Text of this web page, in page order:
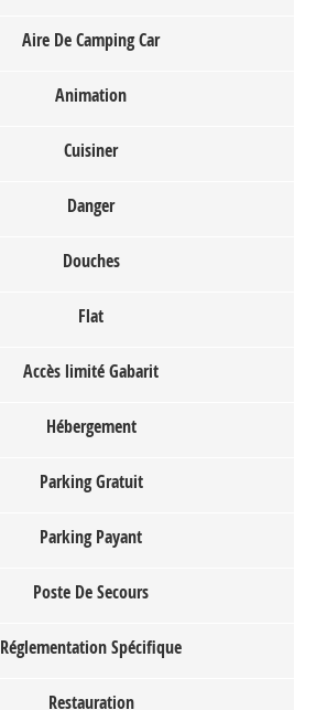
Aire De Camping Car
Animation
Cuisiner
Danger
Douches
Flat
Accès limité Gabarit
Hébergement
Parking Gratuit
Parking Payant
Poste De Secours
Réglementation Spécifique
Restauration